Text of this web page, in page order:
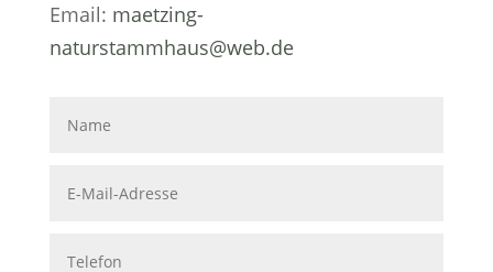
Email: maetzing-
naturstammhaus@web.de